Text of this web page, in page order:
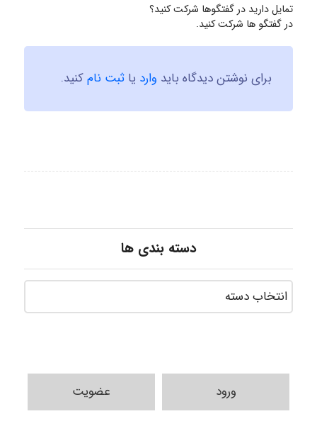
تمایل دارید در گفتگوها شرکت کنید؟
در گفتگو ها شرکت کنید.
برای نوشتن دیدگاه باید وارد یا ثبت نامکنید.
دسته بندی ها
ورود عضویت